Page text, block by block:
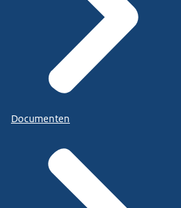
Documenten